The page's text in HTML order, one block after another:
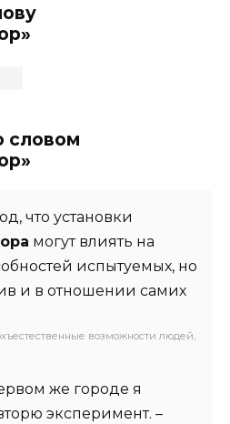
словом
что установки
могут влиять на
испытуемых, но
и в отношении самих
возможности людей,
же городе я
эксперимент. –